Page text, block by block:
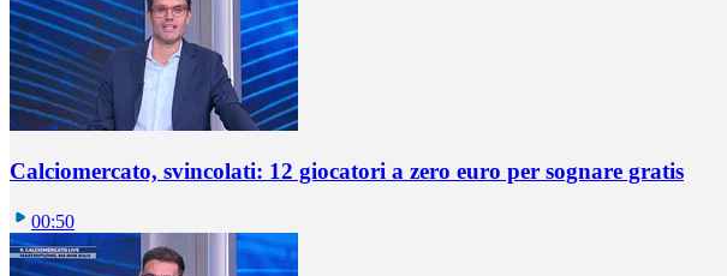
Calciomercato, svincolati: 12 giocatori a zero euro per sognare gratis
00:50